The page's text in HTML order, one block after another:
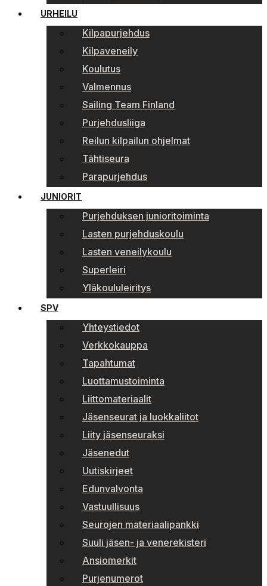
URHEILU
Kilpapurjehdus
Kilpaveneily
Koulutus
Valmennus
Sailing Team Finland
Purjehdusliiga
Reilun kilpailun ohjelmat
Tähtiseura
Parapurjehdus
JUNIORIT
Purjehduksen junioritoiminta
Lasten purjehduskoulu
Lasten veneilykoulu
Superleiri
Yläkoululeiritys
SPV
Yhteystiedot
Verkkokauppa
Tapahtumat
Luottamustoiminta
Liittomateriaalit
Jäsenseurat ja luokkaliitot
Liity jäsenseuraksi
Jäsenedut
Uutiskirjeet
Edunvalvonta
Vastuullisuus
Seurojen materiaalipankki
Suuli jäsen- ja venerekisteri
Ansiomerkit
Purjenumerot